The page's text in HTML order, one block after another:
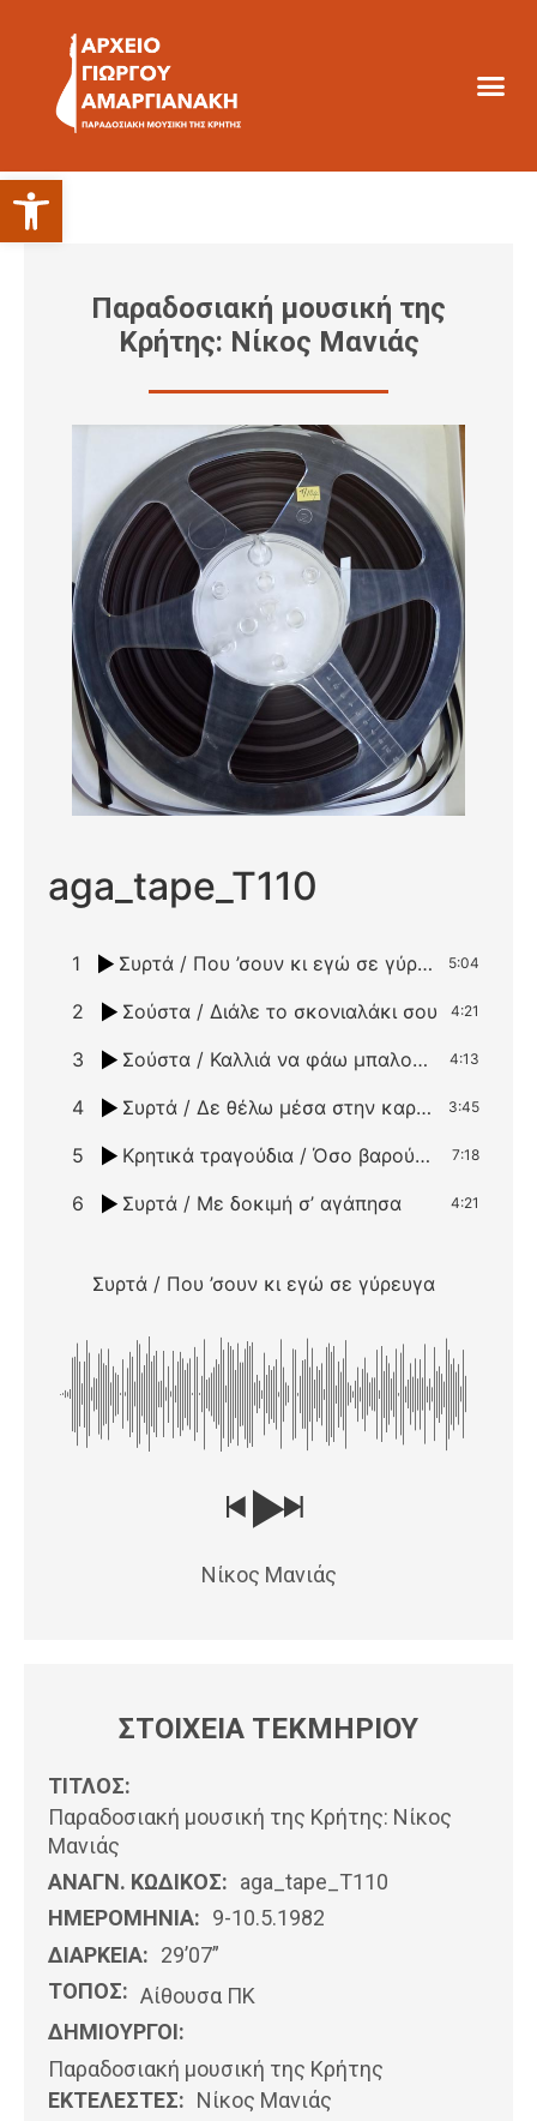
Ανοίξτε τη γραμμή εργαλείων
Παραδοσιακή μουσική της
Κρήτης: Νίκος Μανιάς
aga_tape_T110
1 Συρτά / Που ’σουν κι εγώ σε γύρευγα 5:04
2 Σούστα / Διάλε το σκονιαλάκι σου 4:21
3 Σούστα / Καλλιά να φάω μπαλοθιά από καλό παιχνιώτη 4:13
4 Συρτά / Δε θέλω μέσα στην καρδιά 3:45
5 Κρητικά τραγούδια / Όσο βαρούν τα σίδερα 7:18
6 Συρτά / Με δοκιμή σ’ αγάπησα 4:21
Συρτά / Που ’σουν κι εγώ σε γύρευγα
Νίκος Μανιάς
ΣΤΟΙΧΕΙΑ ΤΕΚΜΗΡΙΟΥ
ΤΙΤΛΟΣ:
Παραδοσιακή μουσική της Κρήτης: Νίκος
Μανιάς
ΑΝΑΓΝ. ΚΩΔΙΚΟΣ: aga_tape_T110
ΗΜΕΡΟΜΗΝΊΑ: 9-10.5.1982
ΔΙΑΡΚΕΙΑ: 29’07”
ΤΟΠΟΣ: Αίθουσα ΠΚ
ΔΗΜΙΟΥΡΓΟΙ:
Παραδοσιακή μουσική της Κρήτης
ΕΚΤΕΛΕΣΤΕΣ: Νίκος Μανιάς